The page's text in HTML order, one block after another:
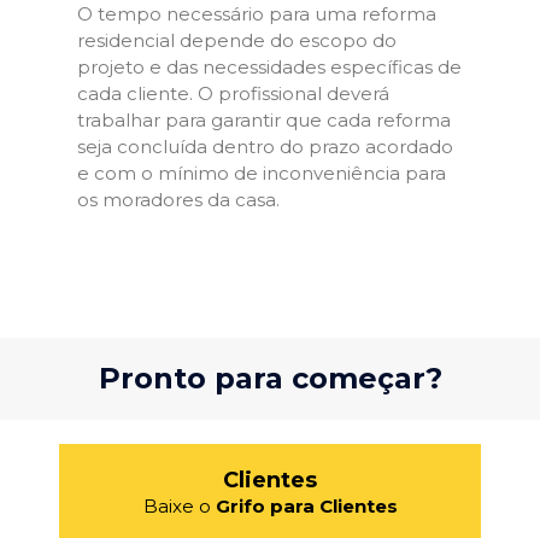
O tempo necessário para uma reforma
residencial depende do escopo do
projeto e das necessidades específicas de
cada cliente. O profissional deverá
trabalhar para garantir que cada reforma
seja concluída dentro do prazo acordado
e com o mínimo de inconveniência para
os moradores da casa.
Pronto para começar?
Clientes
Baixe o Grifo para Clientes